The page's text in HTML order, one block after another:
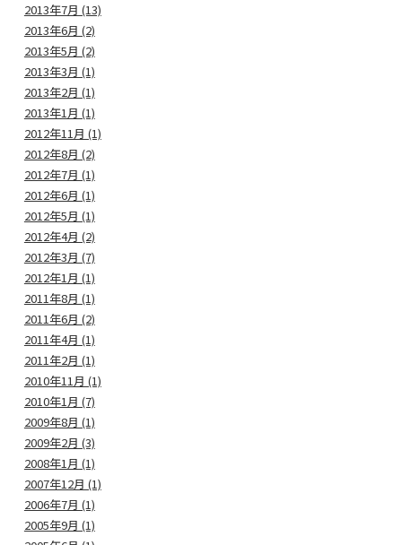
2013年7月 (13)
2013年6月 (2)
2013年5月 (2)
2013年3月 (1)
2013年2月 (1)
2013年1月 (1)
2012年11月 (1)
2012年8月 (2)
2012年7月 (1)
2012年6月 (1)
2012年5月 (1)
2012年4月 (2)
2012年3月 (7)
2012年1月 (1)
2011年8月 (1)
2011年6月 (2)
2011年4月 (1)
2011年2月 (1)
2010年11月 (1)
2010年1月 (7)
2009年8月 (1)
2009年2月 (3)
2008年1月 (1)
2007年12月 (1)
2006年7月 (1)
2005年9月 (1)